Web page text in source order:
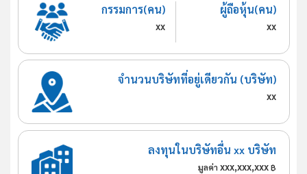
กรรมการ(คน)
xx
ผู้ถือหุ้น(คน)
xx
จำนวนบริษัทที่อยู่เดียวกัน (บริษัท)
xx
ลงทุนในบริษัทอื่น xx บริษัท
มูลค่า xxx,xxx,xxx ฿